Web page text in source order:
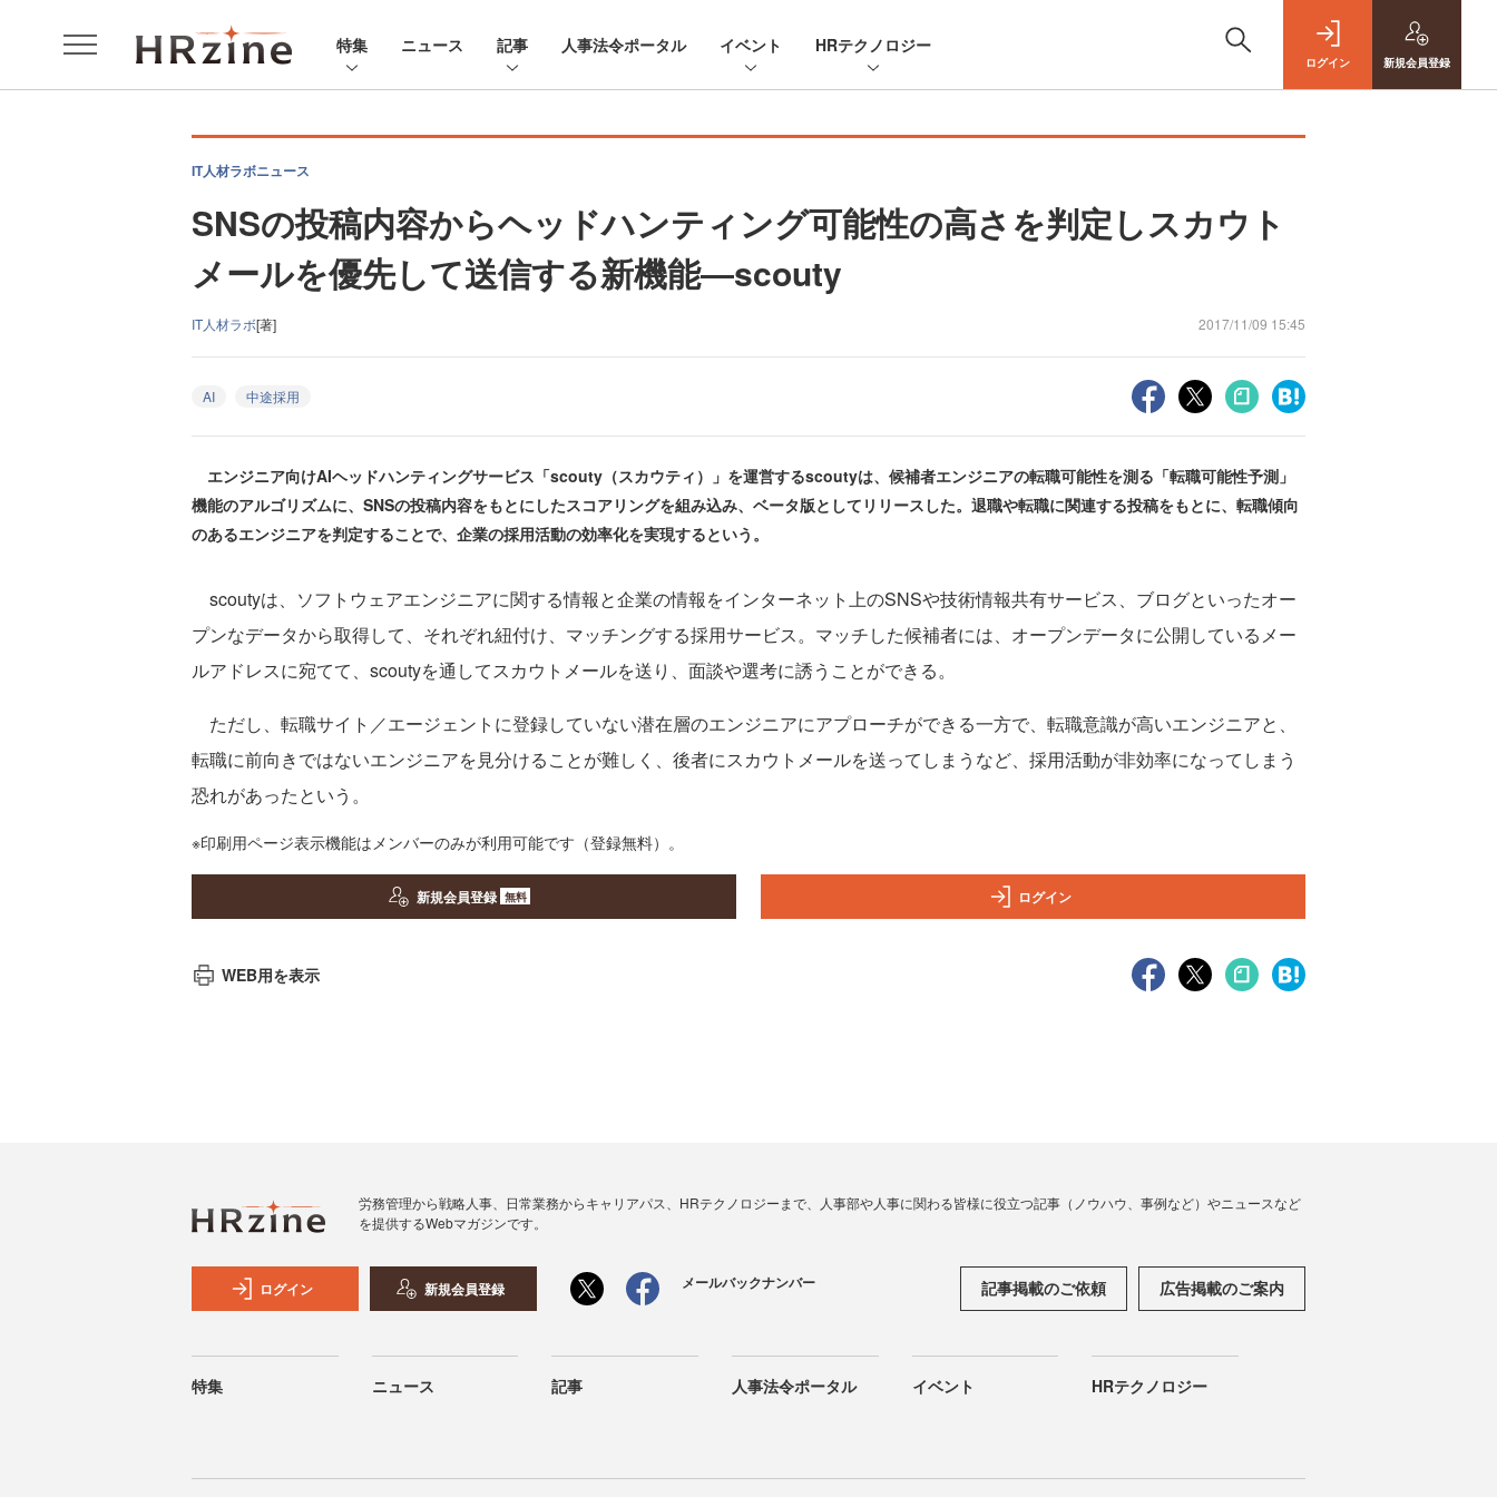
特集 ニュース 記事 人事法令ポータル イベント HRテクノロジー
ログイン 新規会員登録
IT人材ラボニュース
SNSの投稿内容からヘッドハンティング可能性の高さを判定しスカウト
メールを優先して送信する新機能―scouty
IT人材ラボ[著] 2017/11/09 15:45
AI 中途採用
エンジニア向けAIヘッドハンティングサービス「scouty（スカウティ）」を運営するscoutyは、候補者エンジニアの転職可能性を測る「転職可能性予測」
機能のアルゴリズムに、SNSの投稿内容をもとにしたスコアリングを組み込み、ベータ版としてリリースした。退職や転職に関連する投稿をもとに、転職傾向
のあるエンジニアを判定することで、企業の採用活動の効率化を実現するという。
scoutyは、ソフトウェアエンジニアに関する情報と企業の情報をインターネット上のSNSや技術情報共有サービス、ブログといったオー
プンなデータから取得して、それぞれ紐付け、マッチングする採用サービス。マッチした候補者には、オープンデータに公開しているメー
ルアドレスに宛てて、scoutyを通してスカウトメールを送り、面談や選考に誘うことができる。
ただし、転職サイト／エージェントに登録していない潜在層のエンジニアにアプローチができる一方で、転職意識が高いエンジニアと、
転職に前向きではないエンジニアを見分けることが難しく、後者にスカウトメールを送ってしまうなど、採用活動が非効率になってしまう
恐れがあったという。
※印刷用ページ表示機能はメンバーのみが利用可能です（登録無料）。
新規会員登録 無料 ログイン
WEB用を表示
労務管理から戦略人事、日常業務からキャリアパス、HRテクノロジーまで、人事部や人事に関わる皆様に役立つ記事（ノウハウ、事例など）やニュースなど
を提供するWebマガジンです。
ログイン 新規会員登録 メールバックナンバー 記事掲載のご依頼 広告掲載のご案内
特集 ニュース 記事 人事法令ポータル イベント HRテクノロジー